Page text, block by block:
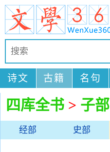
诗文 古籍 名句
四库全书 > 子部
经部 史部